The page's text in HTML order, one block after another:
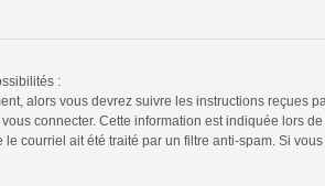
:
alors vous devrez suivre les instructions
connecter. Cette information est indiquée lors
courriel ait été traité par un filtre anti-spam. Si